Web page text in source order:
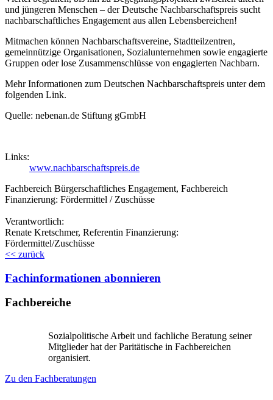
und jüngeren Menschen – der Deutsche Nachbarschaftspreis sucht
nachbarschaftliches Engagement aus allen Lebensbereichen!
Mitmachen können Nachbarschaftsvereine, Stadtteilzentren,
gemeinnützige Organisationen, Sozialunternehmen sowie engagierte
Gruppen oder lose Zusammenschlüsse von engagierten Nachbarn.
Mehr Informationen zum Deutschen Nachbarschaftspreis unter dem
folgenden Link.
Quelle: nebenan.de Stiftung gGmbH
Links:
www.nachbarschaftspreis.de
Fachbereich Bürgerschaftliches Engagement, Fachbereich
Finanzierung: Fördermittel / Zuschüsse
Verantwortlich:
Renate Kretschmer, Referentin Finanzierung:
Fördermittel/Zuschüsse
<< zurück
Fachinformationen abonnieren
Fachbereiche
Sozialpolitische Arbeit und fachliche Beratung seiner
Mitglieder hat der Paritätische in Fachbereichen
organisiert.
Zu den Fachberatungen